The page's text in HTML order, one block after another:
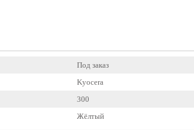
Под заказ
Kyocera
300
Жёлтый